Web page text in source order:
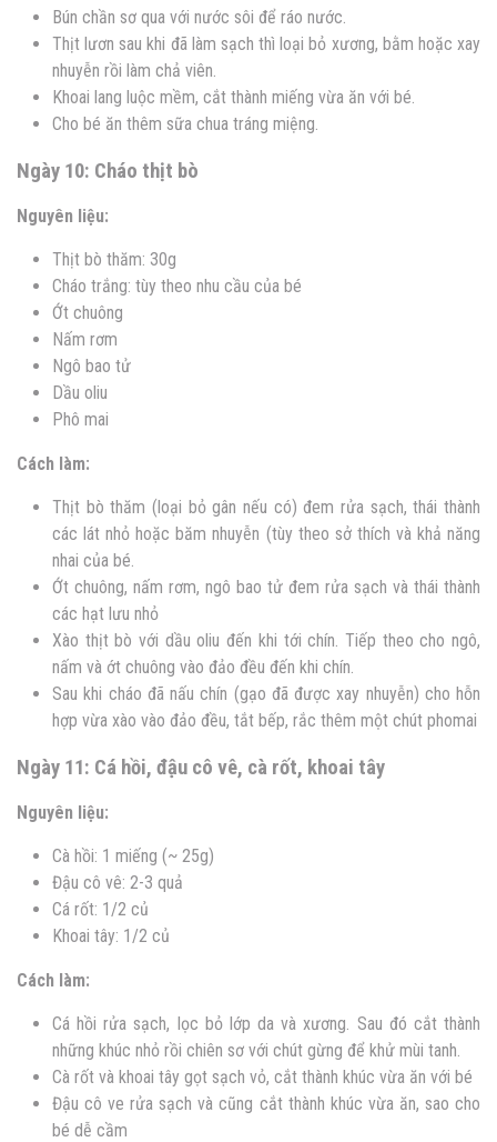
Bún chần sơ qua với nước sôi để ráo nước.
Thịt lươn sau khi đã làm sạch thì loại bỏ xương, bằm hoặc xay
nhuyễn rồi làm chả viên.
Khoai lang luộc mềm, cắt thành miếng vừa ăn với bé.
Cho bé ăn thêm sữa chua tráng miệng.
Ngày 10: Cháo thịt bò
Nguyên liệu:
Thịt bò thăm: 30g
Cháo trắng: tùy theo nhu cầu của bé
Ớt chuông
Nấm rơm
Ngô bao tử
Dầu oliu
Phô mai
Cách làm:
Thịt bò thăm (loại bỏ gân nếu có) đem rửa sạch, thái thành
các lát nhỏ hoặc băm nhuyễn (tùy theo sở thích và khả năng
nhai của bé.
Ớt chuông, nấm rơm, ngô bao tử đem rửa sạch và thái thành
các hạt lưu nhỏ
Xào thịt bò với dầu oliu đến khi tới chín. Tiếp theo cho ngô,
nấm và ớt chuông vào đảo đều đến khi chín.
Sau khi cháo đã nấu chín (gạo đã được xay nhuyễn) cho hỗn
hợp vừa xào vào đảo đều, tắt bếp, rắc thêm một chút phomai
Ngày 11: Cá hồi, đậu cô vê, cà rốt, khoai tây
Nguyên liệu:
Cà hồi: 1 miếng (~ 25g)
Đậu cô vê: 2-3 quả
Cá rốt: 1/2 củ
Khoai tây: 1/2 củ
Cách làm:
Cá hồi rửa sạch, lọc bỏ lớp da và xương. Sau đó cắt thành
những khúc nhỏ rồi chiên sơ với chút gừng để khử mùi tanh.
Cà rốt và khoai tây gọt sạch vỏ, cắt thành khúc vừa ăn với bé
Đậu cô ve rửa sạch và cũng cắt thành khúc vừa ăn, sao cho
bé dễ cầm